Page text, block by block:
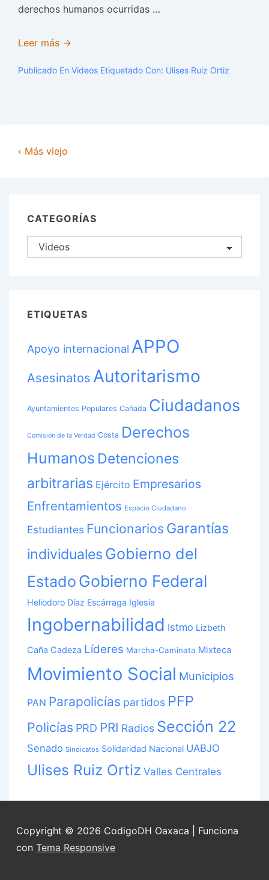
derechos humanos ocurridas …
Corte
a
Leer más →
Publicado En Videos Etiquetado Con: Ulises Ruiz Ortiz
‹ Más viejo
CATEGORÍAS
Categorías
ETIQUETAS
Apoyo internacional APPO
Asesinatos Autoritarismo
Ayuntamientos Populares Cañada Ciudadanos
Comisión de la Verdad Costa Derechos
Humanos Detenciones
arbitrarias Ejército Empresarios
Enfrentamientos Espacio Ciudadano
Estudiantes Funcionarios Garantías
individuales Gobierno del
Estado Gobierno Federal
Heliodoro Díaz Escárraga Iglesia
Ingobernabilidad Istmo Lizbeth
Caña Cadeza Líderes Marcha-Caminata Mixteca
Movimiento Social Municipios
PAN Parapolicías partidos PFP
Policías PRD PRI Radios Sección 22
Senado Sindicatos Solidaridad Nacional UABJO
Ulises Ruiz Ortiz Valles Centrales
Copyright © 2026 CodigoDH Oaxaca
| Funciona
con Tema Responsive